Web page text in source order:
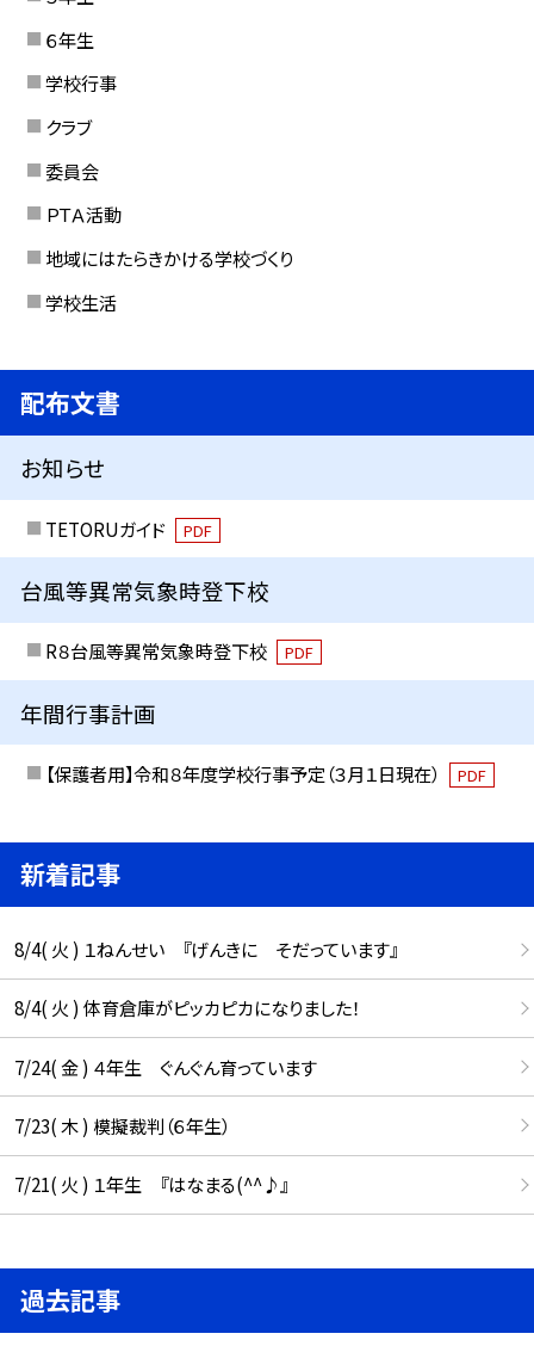
６年生
学校行事
クラブ
委員会
ＰＴＡ活動
地域にはたらきかける学校づくり
学校生活
配布文書
お知らせ
TETORUガイド PDF
台風等異常気象時登下校
R８台風等異常気象時登下校 PDF
年間行事計画
【保護者用】令和８年度学校行事予定（３月１日現在） PDF
新着記事
8/4( 火 ) １ねんせい 『げんきに そだっています』
8/4( 火 ) 体育倉庫がピッカピカになりました！
7/24( 金 ) ４年生 ぐんぐん育っています
7/23( 木 ) 模擬裁判（６年生）
7/21( 火 ) １年生 『はなまる(^^♪』
過去記事